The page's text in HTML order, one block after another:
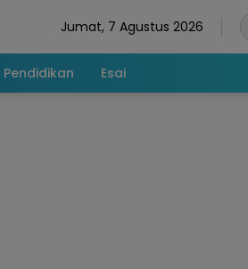
Jumat, 7 Agustus 2026
Pendidikan Esai